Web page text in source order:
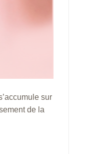
sur
de la